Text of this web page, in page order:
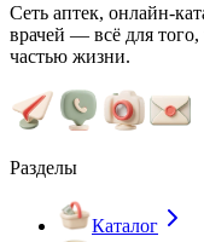
Сеть аптек, онлайн-
врачей — всё для того,
частью жизни.
Разделы
Каталог